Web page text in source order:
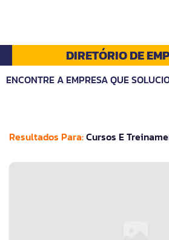
DIRETÓRIO DE
ENCONTRE A EMPRESA QUE
Resultados Para:Cursos E